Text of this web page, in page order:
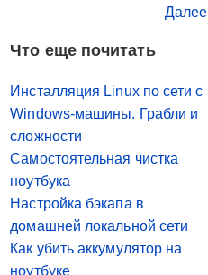
Далее
Что еще почитать
Инсталляция Linux по сети с
Windows-машины. Грабли и
сложности
Самостоятельная чистка
ноутбука
Настройка бэкапа в
домашней локальной сети
Как убить аккумулятор на
ноутбуке